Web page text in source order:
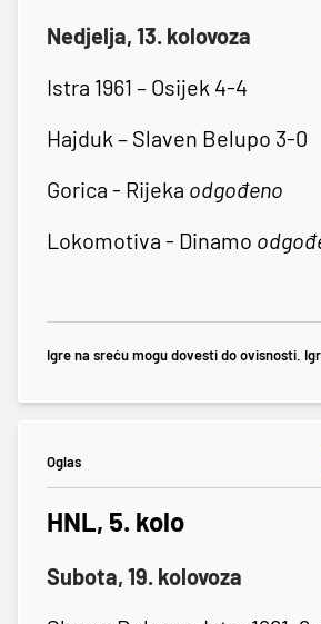
Nedjelja, 13. kolovoza
Istra 1961 – Osijek 4-4
Hajduk – Slaven Belupo 3-0
Gorica - Rijeka odgođeno
Lokomotiva - Dinamo
Igre na sreću mogu dovesti do ovisnosti.
Oglas
HNL, 5. kolo
Subota, 19. kolovoza